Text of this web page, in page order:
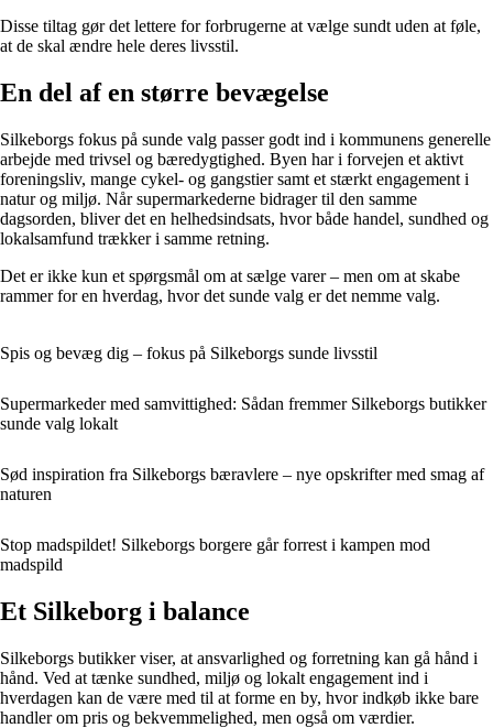
Disse tiltag gør det lettere for forbrugerne at vælge sundt uden at føle,
at de skal ændre hele deres livsstil.
En del af en større bevægelse
Silkeborgs fokus på sunde valg passer godt ind i kommunens generelle
arbejde med trivsel og bæredygtighed. Byen har i forvejen et aktivt
foreningsliv, mange cykel- og gangstier samt et stærkt engagement i
natur og miljø. Når supermarkederne bidrager til den samme
dagsorden, bliver det en helhedsindsats, hvor både handel, sundhed og
lokalsamfund trækker i samme retning.
Det er ikke kun et spørgsmål om at sælge varer – men om at skabe
rammer for en hverdag, hvor det sunde valg er det nemme valg.
Spis og bevæg dig – fokus på Silkeborgs sunde livsstil
Supermarkeder med samvittighed: Sådan fremmer Silkeborgs butikker
sunde valg lokalt
Sød inspiration fra Silkeborgs bæravlere – nye opskrifter med smag af
naturen
Stop madspildet! Silkeborgs borgere går forrest i kampen mod
madspild
Et Silkeborg i balance
Silkeborgs butikker viser, at ansvarlighed og forretning kan gå hånd i
hånd. Ved at tænke sundhed, miljø og lokalt engagement ind i
hverdagen kan de være med til at forme en by, hvor indkøb ikke bare
handler om pris og bekvemmelighed, men også om værdier.